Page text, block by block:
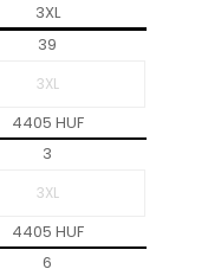
3XL
39
4405 HUF
3
4405 HUF
6